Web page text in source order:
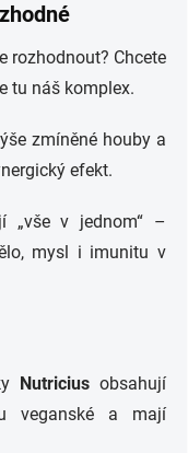
rozhodnout? Chcete
tu náš komplex.
zmíněné houby a
efekt.
„vše v jednom“ –
mysl i imunitu v
Nutriciusobsahují
veganské a mají